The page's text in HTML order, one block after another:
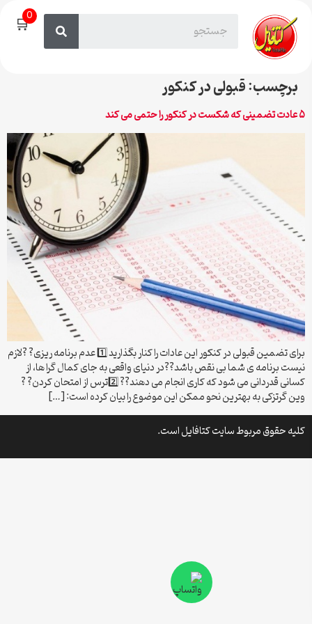
🛒0
برچسب:قبولی در کنکور
۵ عادت تضمینی که شکست در کنکور را حتمی می کند
برای تضمین قبولی در کنکور این عادات را کنار بگذارید 1️⃣ عدم برنامه ریزی? ?لازم
نیست برنامه ی شما بی نقص باشد??در دنیای واقعی به جای کمال گرا ها، از
کسانی قدردانی می شود که کاری انجام می دهند?? 2️⃣ترس از امتحان کردن? ?
وین گرتزکی به بهترین نحو ممکن این موضوع را بیان کرده است: […]
کلیه حقوق مربوط سایت کتافایل است.